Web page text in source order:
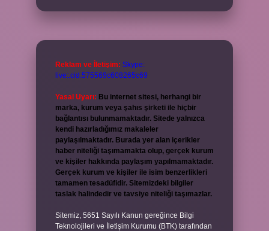
Reklam ve İletişim: Skype:
live:.cid.575569c608265c69
Yasal Uyarı: Bu internet sitesi, herhangi bir
marka, kurum veya şahıs şirketi ile hiçbir
bağlantısı bulunmamaktadır. Sitede yalnızca
kendi hazırladığımız makaleler
paylaşılmaktadır. Burada yer alan içerikler
haber niteliği taşımamakta olup, gerçek kurum
ve kişiler hakkında paylaşım yapılmamaktadır.
Gerçek kurum ve kişiler ile isim benzerlikleri
tamamen tesadüfidir. Sitemizdeki bilgiler
taslak halindedir ve tavsiye niteliği taşımazlar.
Sitemiz, 5651 Sayılı Kanun gereğince Bilgi
Teknolojileri ve İletişim Kurumu (BTK) tarafından